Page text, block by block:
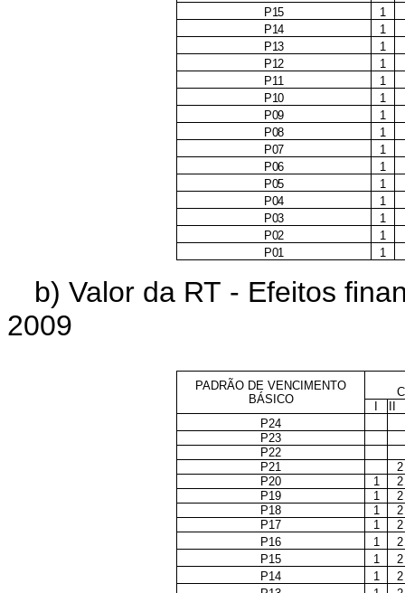
P15
1
P14
1
P13
1
P12
1
P11
1
P10
1
P09
1
P08
1
P07
1
P06
1
P05
1
P04
1
P03
1
P02
1
P01
1
b) Valor da RT - Efeitos
2009
PADRÃO DE VENCIMENTO
BÁSICO
I
II
P24
P23
P22
P21
2
P20
1
2
P19
1
2
P18
1
2
P17
1
2
P16
1
2
P15
1
2
P14
1
2